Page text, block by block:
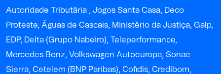
Autoridade Tributária , Jogos Santa Casa, Deco
Proteste, Águas de Cascais, Ministério da Justiça, Galp,
EDP, Delta (Grupo Nabeiro), Teleperformance,
Mercedes Benz, Volkswagen Autoeuropa, Sonae
Sierra, Cetelem (BNP Paribas), Cofidis, Credibom,